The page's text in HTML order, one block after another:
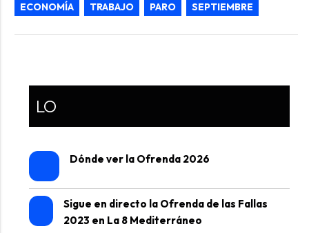
ECONOMÍA TRABAJO PARO SEPTIEMBRE
LO
Dónde ver la Ofrenda 2026
Sigue en directo la Ofrenda de las Fallas
2023 en La 8 Mediterráneo